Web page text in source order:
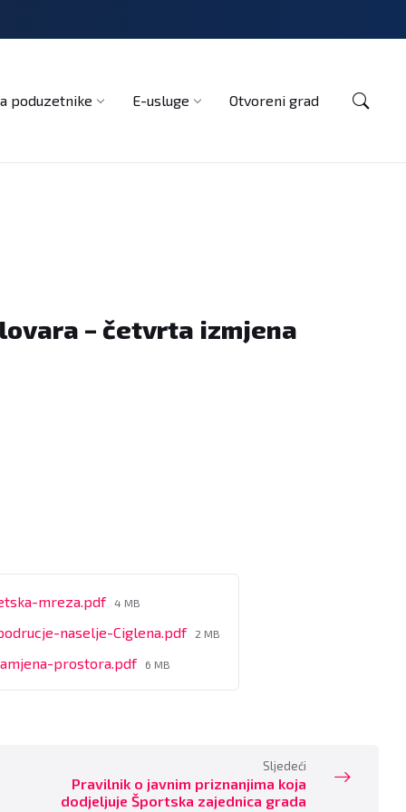
poduzetnike E-usluge Otvoreni grad
– četvrta izmjena
mreza.pdf File
4 MB
naselje-Ciglena.pdf File
2 MB
prostora.pdf File
6 MB
Sljedeći
Pravilnik o javnim priznanjima koja
dodjeljuje Športska zajednica grada